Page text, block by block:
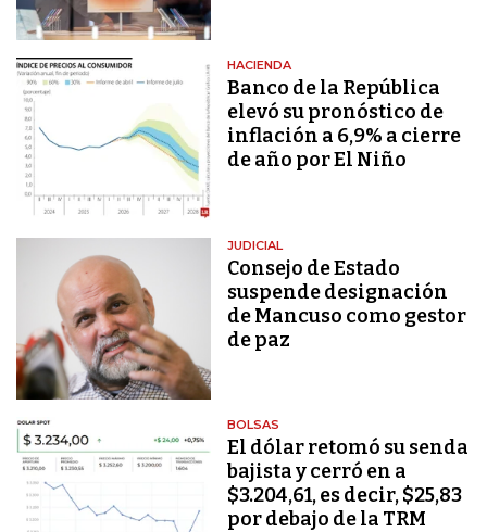
HACIENDA
Banco de la República
elevó su pronóstico de
inflación a 6,9% a cierre
de año por El Niño
JUDICIAL
Consejo de Estado
suspende designación
de Mancuso como gestor
de paz
BOLSAS
El dólar retomó su senda
bajista y cerró en a
$3.204,61, es decir, $25,83
por debajo de la TRM